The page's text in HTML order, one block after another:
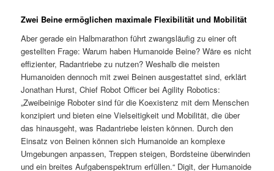
Zwei Beine ermöglichen maximale Flexibilität und Mobilität
Aber gerade ein Halbmarathon führt zwangsläufig zu einer oft
gestellten Frage: Warum haben Humanoide Beine? Wäre es nicht
effizienter, Radantriebe zu nutzen? Weshalb die meisten
Humanoiden dennoch mit zwei Beinen ausgestattet sind, erklärt
Jonathan Hurst, Chief Robot Officer bei Agility Robotics:
„Zweibeinige Roboter sind für die Koexistenz mit dem Menschen
konzipiert und bieten eine Vielseitigkeit und Mobilität, die über
das hinausgeht, was Radantriebe leisten können. Durch den
Einsatz von Beinen können sich Humanoide an komplexe
Umgebungen anpassen, Treppen steigen, Bordsteine überwinden
und ein breites Aufgabenspektrum erfüllen.“ Digit, der Humanoide